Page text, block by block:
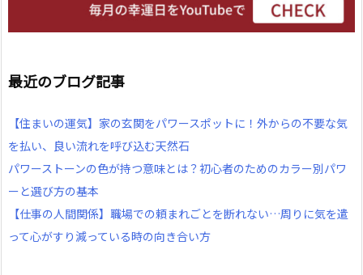
最近のブログ記事
【住まいの運気】家の玄関をパワースポットに！外からの不要な気
を払い、良い流れを呼び込む天然石
パワーストーンの色が持つ意味とは？初心者のためのカラー別パワ
ーと選び方の基本
【仕事の人間関係】職場での頼まれごとを断れない…周りに気を遣
って心がすり減っている時の向き合い方